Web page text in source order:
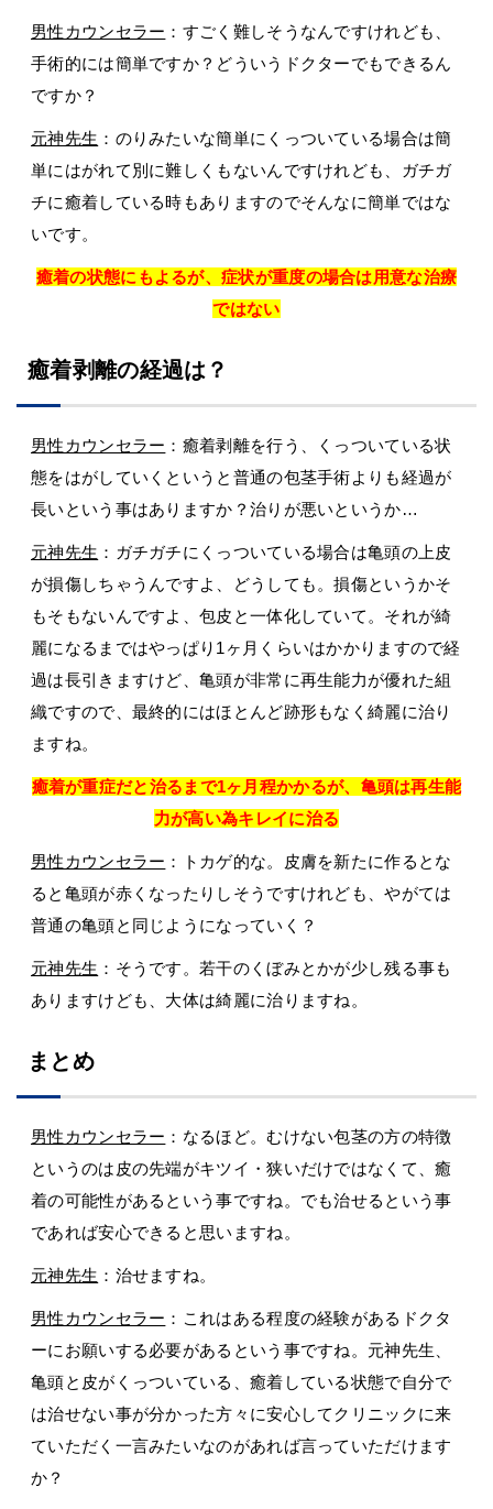
男性カウンセラー ：すごく難しそうなんですけれども、
手術的には簡単ですか？どういうドクターでもできるん
ですか？
元神先生 ：のりみたいな簡単にくっついている場合は簡
単にはがれて別に難しくもないんですけれども、ガチガ
チに癒着している時もありますのでそんなに簡単ではな
いです。
癒着の状態にもよるが、症状が重度の場合は用意な治療
ではない
癒着剥離の経過は？
男性カウンセラー ：癒着剥離を行う、くっついている状
態をはがしていくというと普通の包茎手術よりも経過が
長いという事はありますか？治りが悪いというか…
元神先生 ：ガチガチにくっついている場合は亀頭の上皮
が損傷しちゃうんですよ、どうしても。損傷というかそ
もそもないんですよ、包皮と一体化していて。それが綺
麗になるまではやっぱり1ヶ月くらいはかかりますので経
過は長引きますけど、亀頭が非常に再生能力が優れた組
織ですので、最終的にはほとんど跡形もなく綺麗に治り
ますね。
癒着が重症だと治るまで1ヶ月程かかるが、亀頭は再生能
力が高い為キレイに治る
男性カウンセラー ：トカゲ的な。皮膚を新たに作るとな
ると亀頭が赤くなったりしそうですけれども、やがては
普通の亀頭と同じようになっていく？
元神先生 ：そうです。若干のくぼみとかが少し残る事も
ありますけども、大体は綺麗に治りますね。
まとめ
男性カウンセラー ：なるほど。むけない包茎の方の特徴
というのは皮の先端がキツイ・狭いだけではなくて、癒
着の可能性があるという事ですね。でも治せるという事
であれば安心できると思いますね。
元神先生 ：治せますね。
男性カウンセラー ：これはある程度の経験があるドクタ
ーにお願いする必要があるという事ですね。元神先生、
亀頭と皮がくっついている、癒着している状態で自分で
は治せない事が分かった方々に安心してクリニックに来
ていただく一言みたいなのがあれば言っていただけます
か？